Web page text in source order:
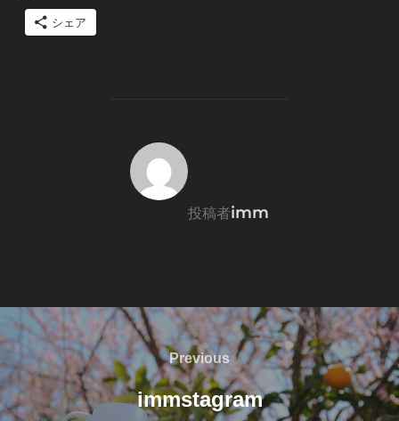
シェア
投稿者
投稿者imm
投
稿
ナ
Previous
Previous
immstagram